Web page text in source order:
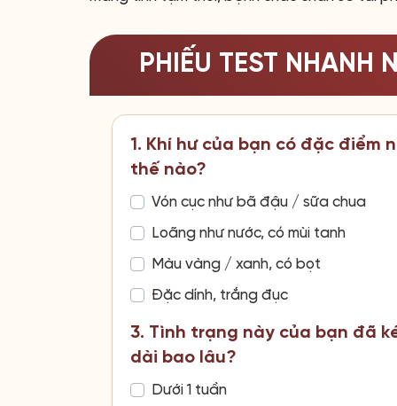
PHIẾU TEST NHANH
1. Khí hư của bạn có đặc điểm
thế nào?
Vón cục như bã đậu / sữa chua
Loãng như nước, có mùi tanh
Màu vàng / xanh, có bọt
Đặc dính, trắng đục
3. Tình trạng này của bạn đã
dài bao lâu?
Dưới 1 tuần